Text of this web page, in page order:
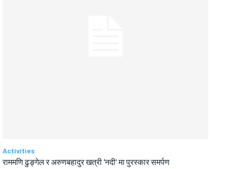
Activities
राममणि ढुङ्गेल र अरुणबहादुर खत्री ‘नदी’ मा पुरस्कार समर्पण